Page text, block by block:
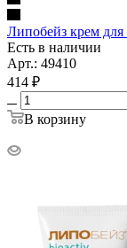
Липобейз крем
Есть в наличии
Арт.: 49410
414 ₽
В корзину